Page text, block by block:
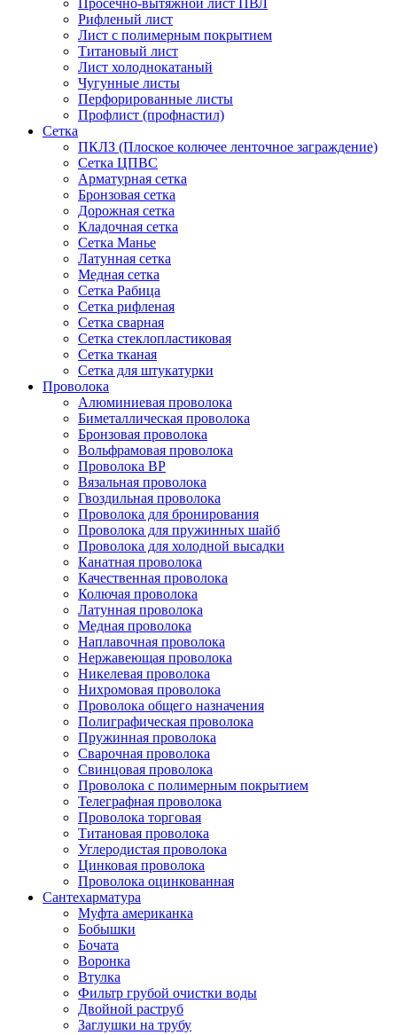
Просечно-вытяжной лист ПВЛ
Рифленый лист
Лист с полимерным покрытием
Титановый лист
Лист холоднокатаный
Чугунные листы
Перфорированные листы
Профлист (профнастил)
Сетка
ПКЛЗ (Плоское колючее ленточное заграждение)
Сетка ЦПВС
Арматурная сетка
Бронзовая сетка
Дорожная сетка
Кладочная сетка
Сетка Манье
Латунная сетка
Медная сетка
Сетка Рабица
Сетка рифленая
Сетка сварная
Сетка стеклопластиковая
Сетка тканая
Сетка для штукатурки
Проволока
Алюминиевая проволока
Биметаллическая проволока
Бронзовая проволока
Вольфрамовая проволока
Проволока ВР
Вязальная проволока
Гвоздильная проволока
Проволока для бронирования
Проволока для пружинных шайб
Проволока для холодной высадки
Канатная проволока
Качественная проволока
Колючая проволока
Латунная проволока
Медная проволока
Наплавочная проволока
Нержавеющая проволока
Никелевая проволока
Нихромовая проволока
Проволока общего назначения
Полиграфическая проволока
Пружинная проволока
Сварочная проволока
Свинцовая проволока
Проволока с полимерным покрытием
Телеграфная проволока
Проволока торговая
Титановая проволока
Углеродистая проволока
Цинковая проволока
Проволока оцинкованная
Сантехарматура
Муфта американка
Бобышки
Бочата
Воронка
Втулка
Фильтр грубой очистки воды
Двойной раструб
Заглушки на трубу